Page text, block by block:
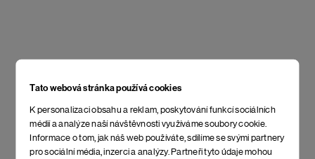
Tato webová stránka používá cookies
K personalizaci obsahu a reklam, poskytování funkcí sociálních
médií a analýze naší návštěvnosti využíváme soubory cookie.
Informace o tom, jak náš web používáte, sdílíme se svými partnery
pro sociální média, inzerci a analýzy. Partneři tyto údaje mohou